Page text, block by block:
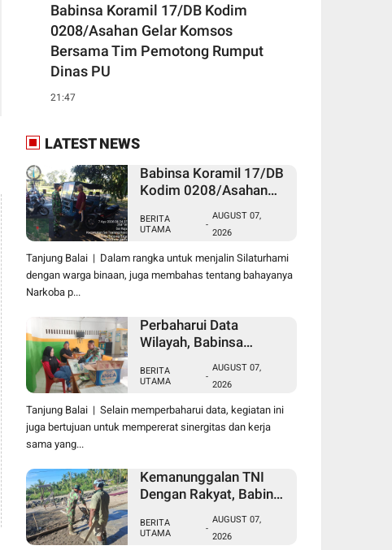
Babinsa Koramil 17/DB Kodim
0208/Asahan Gelar Komsos
Bersama Tim Pemotong Rumput
Dinas PU
21:47
LATEST NEWS
Babinsa Koramil 17/DB
Kodim 0208/Asahan
Bersama Dengan Abang
BERITA
UTAMA
-
AUGUST 07,
2026
Tanjung Balai | Dalam rangka untuk menjalin Silaturhami
dengan warga binaan, juga membahas tentang bahayanya
Narkoba p...
Perbaharui Data
Wilayah, Babinsa
0208/Asahan Gelar Pul
Data Ter Di Kantor
Kelurahan
BERITA
UTAMA
-
AUGUST 07,
2026
Tanjung Balai | Selain memperbaharui data, kegiatan ini
juga bertujuan untuk mempererat sinergitas dan kerja
sama yang...
Kemanunggalan TNI
Dengan Rakyat, Babinsa
0208/Asahan Bantu
(Cor) Bangun Rumah
BERITA
UTAMA
-
AUGUST 07,
2026